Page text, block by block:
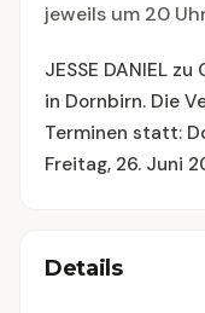
jeweils um 20
JESSE DANIEL
in Dornbirn. Die
Terminen statt:
Freitag, 26. Juni
Details